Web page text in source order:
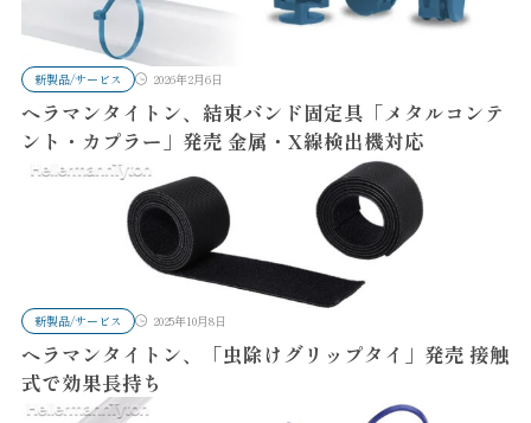
新製品/サービス 2026年2月6日
ヘラマンタイトン、結束バンド固定具「メタルコンテ
ント・カプラー」発売 金属・X線検出機対応
新製品/サービス 2025年10月8日
ヘラマンタイトン、「虫除けグリップタイ」発売 接触
式で効果長持ち